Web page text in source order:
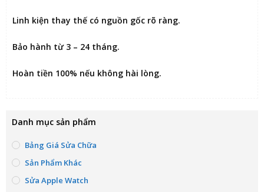
Linh kiện thay thế có nguồn gốc rõ ràng.
Bảo hành từ 3 – 24 tháng.
Hoàn tiền 100% nếu không hài lòng.
Danh mục sản phẩm
Bảng Giá Sửa Chữa
Sản Phẩm Khác
Sửa Apple Watch